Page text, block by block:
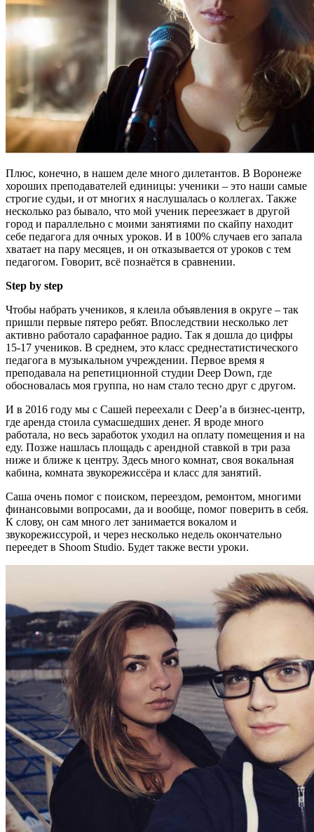
Плюс, конечно, в нашем деле много дилетантов. В Воронеже
хороших преподавателей единицы: ученики – это наши самые
строгие судьи, и от многих я наслушалась о коллегах. Также
несколько раз бывало, что мой ученик переезжает в другой
город и параллельно с моими занятиями по скайпу находит
себе педагога для очных уроков. И в 100% случаев его запала
хватает на пару месяцев, и он отказывается от уроков с тем
педагогом. Говорит, всё познаётся в сравнении.
Step by step
Чтобы набрать учеников, я клеила объявления в округе – так
пришли первые пятеро ребят. Впоследствии несколько лет
активно работало сарафанное радио. Так я дошла до цифры
15-17 учеников. В среднем, это класс среднестатистического
педагога в музыкальном учреждении. Первое время я
преподавала на репетиционной студии Deep Down, где
обосновалась моя группа, но нам стало тесно друг с другом.
И в 2016 году мы с Сашей переехали с Deep’а в бизнес-центр,
где аренда стоила сумасшедших денег. Я вроде много
работала, но весь заработок уходил на оплату помещения и на
еду. Позже нашлась площадь с арендной ставкой в три раза
ниже и ближе к центру. Здесь много комнат, своя вокальная
кабина, комната звукорежиссёра и класс для занятий.
Саша очень помог с поиском, переездом, ремонтом, многими
финансовыми вопросами, да и вообще, помог поверить в себя.
К слову, он сам много лет занимается вокалом и
звукорежиссурой, и через несколько недель окончательно
переедет в Shoom Studio. Будет также вести уроки.